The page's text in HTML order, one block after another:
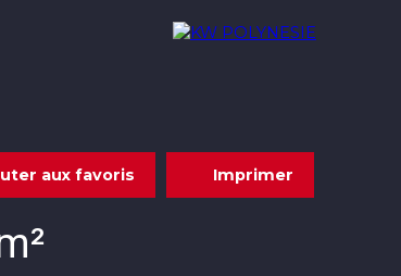
Nous rejoindre
aux favoris Imprimer